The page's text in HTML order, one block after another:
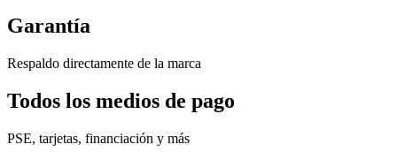
Garantía
Respaldo directamente de la marca
Todos los medios de pago
PSE, tarjetas, financiación y más